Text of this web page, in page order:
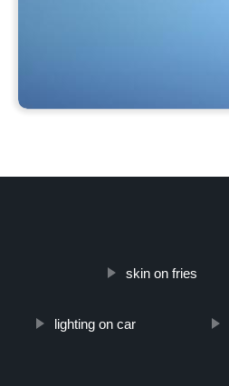
skin on fries
lighting on car